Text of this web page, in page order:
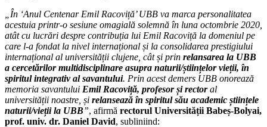
„În ‘Anul Centenar Emil Racoviță’ UBB va marca personalitatea
acestuia printr-o sesiune omagială solemnă în luna octombrie 2020,
atât cu lucrări despre contribuția lui Emil Racoviță la domeniul pe
care l-a fondat la nivel internațional și la consolidarea prestigiului
internațional al universității clujene, cât și prin relansarea la UBB
a cercetărilor multidisciplinare asupra naturii/științelor vieții, în
spiritul integrativ al savantului. Prin acest demers UBB onorează
memoria savantului Emil Racoviță, profesor și rectoral
universității noastre, și relansează în spiritul său academic științele
naturii/vieții la UBB”, afirmă rectorul Universității Babeș-Bolyai,
prof. univ. dr. Daniel David, subliniind: